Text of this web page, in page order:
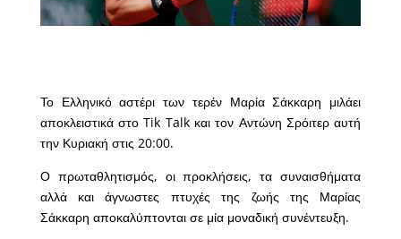
Το Ελληνικό αστέρι των τερέν Μαρία Σάκκαρη μιλάει
αποκλειστικά στο Tik Talk και τον Αντώνη Σρόιτερ αυτή
την Κυριακή στις 20:00.
Ο πρωταθλητισμός, οι προκλήσεις, τα συναισθήματα
αλλά και άγνωστες πτυχές της ζωής της Μαρίας
Σάκκαρη αποκαλύπτονται σε μία μοναδική συνέντευξη.